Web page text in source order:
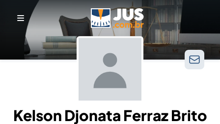
Kelson Djonata Ferraz Brito